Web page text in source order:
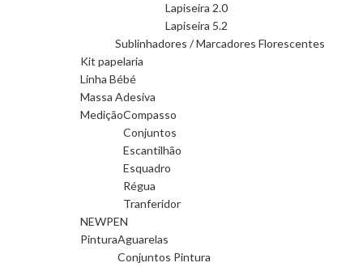
Lapiseira 2.0
Lapiseira 5.2
Sublinhadores / Marcadores Florescentes
Kit papelaria
Linha Bébé
Massa Adesiva
MediçãoCompasso
Conjuntos
Escantilhão
Esquadro
Régua
Tranferidor
NEWPEN
PinturaAguarelas
Conjuntos Pintura